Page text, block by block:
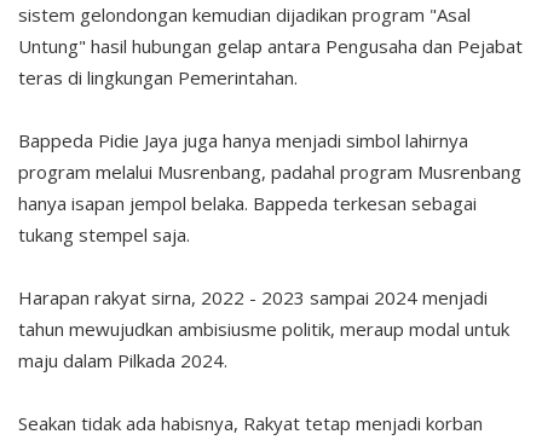
sistem gelondongan kemudian dijadikan program "Asal
Untung" hasil hubungan gelap antara Pengusaha dan Pejabat
teras di lingkungan Pemerintahan.
Bappeda Pidie Jaya juga hanya menjadi simbol lahirnya
program melalui Musrenbang, padahal program Musrenbang
hanya isapan jempol belaka. Bappeda terkesan sebagai
tukang stempel saja.
Harapan rakyat sirna, 2022 - 2023 sampai 2024 menjadi
tahun mewujudkan ambisiusme politik, meraup modal untuk
maju dalam Pilkada 2024.
Seakan tidak ada habisnya, Rakyat tetap menjadi korban